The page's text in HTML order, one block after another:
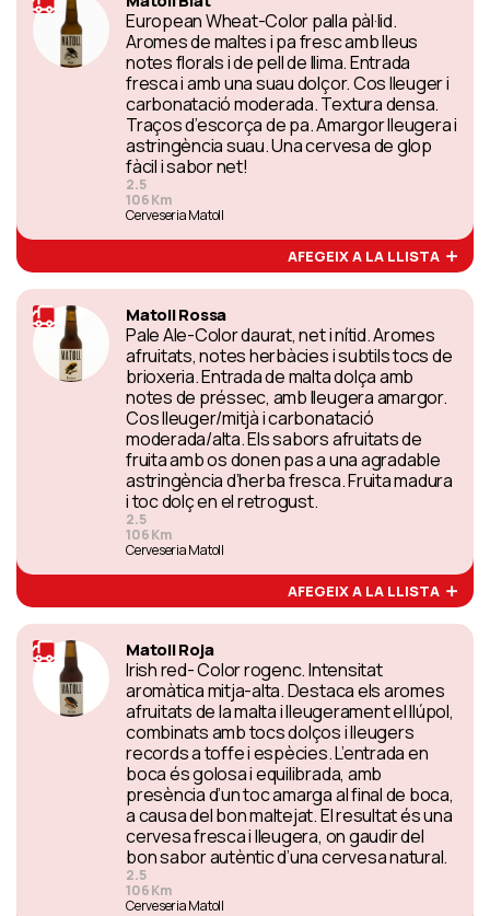
European Wheat-Color palla pàl·lid.
Aromes de maltes i pa fresc amb lleus
notes florals i de pell de llima. Entrada
fresca i amb una suau dolçor. Cos lleuger i
carbonatació moderada. Textura densa.
Traços d’escorça de pa. Amargor lleugera i
astringència suau. Una cervesa de glop
fàcil i sabor net!
2.5
106 Km
Cerveseria Matoll
AFEGEIX A LA LLISTA
Matoll Rossa
Pale Ale-Color daurat, net i nítid. Aromes
afruitats, notes herbàcies i subtils tocs de
brioxeria. Entrada de malta dolça amb
notes de préssec, amb lleugera amargor.
Cos lleuger/mitjà i carbonatació
moderada/alta. Els sabors afruitats de
fruita amb os donen pas a una agradable
astringència d’herba fresca. Fruita madura
i toc dolç en el retrogust.
2.5
106 Km
Cerveseria Matoll
AFEGEIX A LA LLISTA
Matoll Roja
Irish red- Color rogenc. Intensitat
aromàtica mitja-alta. Destaca els aromes
afruitats de la malta i lleugerament el llúpol,
combinats amb tocs dolços i lleugers
records a toffe i espècies. L’entrada en
boca és golosa i equilibrada, amb
presència d’un toc amarga al final de boca,
a causa del bon maltejat. El resultat és una
cervesa fresca i lleugera, on gaudir del
bon sabor autèntic d’una cervesa natural.
2.5
106 Km
Cerveseria Matoll